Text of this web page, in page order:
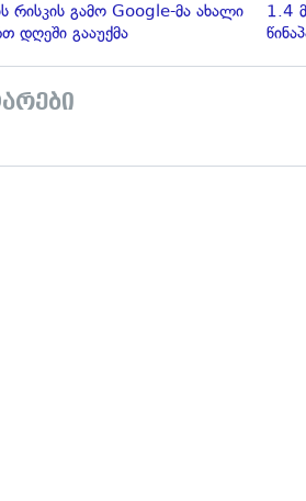
რისკის გამო Google-მა ახალი
დღეში გააუქმა
1.4